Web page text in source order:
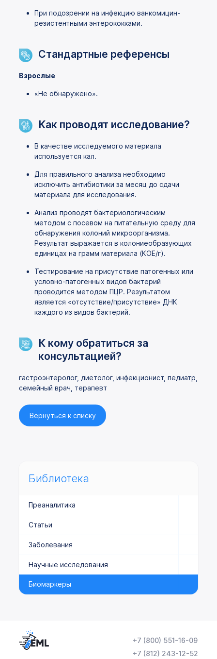
При подозрении на инфекцию ванкомицин-
резистентными энтерококками.
Стандартные референсы
Взрослые
«Не обнаружено».
Как проводят исследование?
В качестве исследуемого материала
используется кал.
Для правильного анализа необходимо
исключить антибиотики за месяц до сдачи
материала для исследования.
Анализ проводят бактериологическим
методом с посевом на питательную среду для
обнаружения колоний микроорганизма.
Результат выражается в колониеобразующих
единицах на грамм материала (KOЕ/г).
Тестирование на присутствие патогенных или
условно-патогенных видов бактерий
проводится методом ПЦР. Результатом
является «отсутствие/присутствие» ДНК
каждого из видов бактерий.
К кому обратиться за
консультацией?
гастроэнтеролог, диетолог, инфекционист, педиатр,
семейный врач, терапевт
Вернуться к списку
Библиотека
Преаналитика
Статьи
Заболевания
Научные исследования
Биомаркеры
+7 (800) 551-16-09
+7 (812) 243-12-52